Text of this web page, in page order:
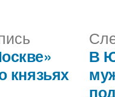
запись:
князьях
В